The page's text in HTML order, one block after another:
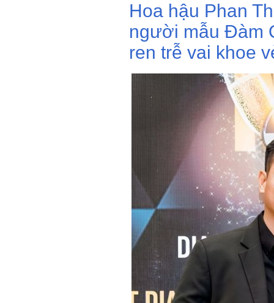
Hoa hậu Phan
người mẫu Đàm
ren trễ vai khoe